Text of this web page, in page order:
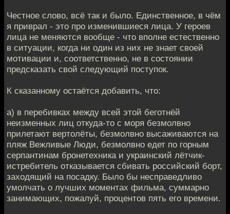
Честное слово, всё так и было. Единственное, в чём
я приврал - это про изменившиеся лица. У героев
лица не меняются вообще - что вполне естественно
в ситуации, когда ни один из них не знает своей
мотивации и, соответственно, не в состоянии
предсказать свой следующий поступок.
К сказанному остаётся добавить, что:
а) в перебивках между всей этой беготнёй
неизменных лиц откуда-то с моря безмолвно
прилетают вертолёты, безмолвно высаживаются на
пляж Вежливые Люди, безмолвно едет по горным
серпантинам бронетехника и украинский лётчик-
истребитель отказывается сбивать российский борт,
заходящий на посадку. Было бы несправедливо
умолчать о лучших моментах фильма, суммарно
занимающих, пожалуй, процентов пять его времени.